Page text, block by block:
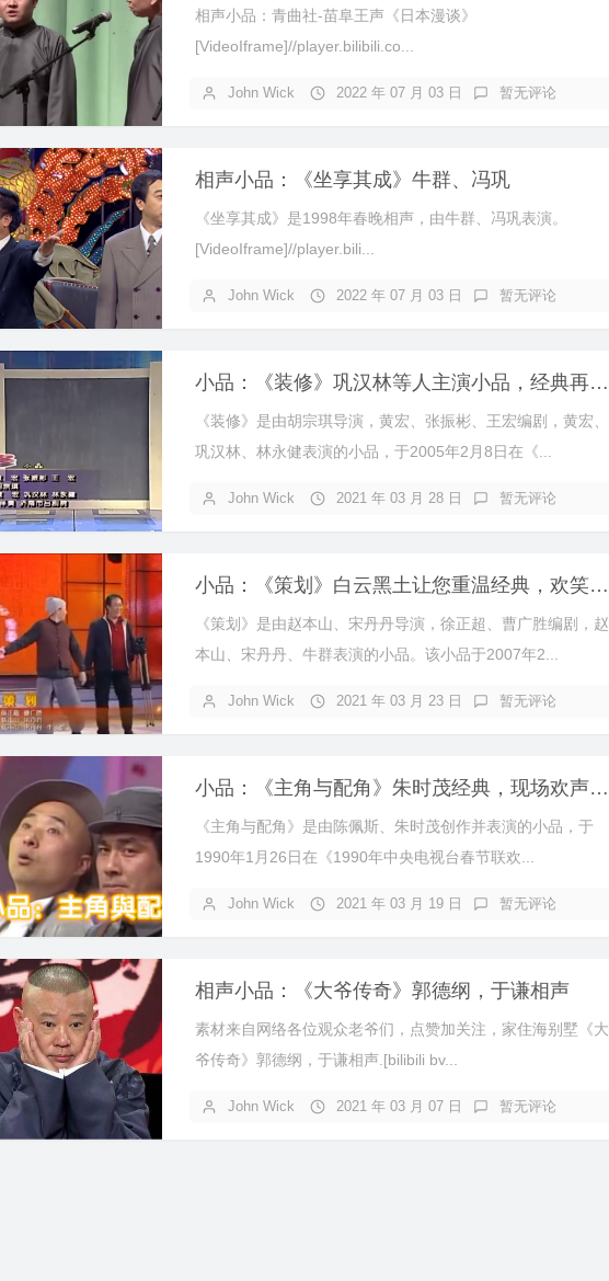
相声小品：青曲社-苗阜王声《日本漫谈》
[VideoIframe]//player.bilibili.co...
John Wick 2022 年 07 月 03 日 暂无评论
相声小品：《坐享其成》牛群、冯巩
《坐享其成》是1998年春晚相声，由牛群、冯巩表演。
[VideoIframe]//player.bili...
John Wick 2022 年 07 月 03 日 暂无评论
小品：《装修》巩汉林等人主演小品，经典再现爆笑十足
《装修》是由胡宗琪导演，黄宏、张振彬、王宏编剧，黄宏、
巩汉林、林永健表演的小品，于2005年2月8日在《...
John Wick 2021 年 03 月 28 日 暂无评论
小品：《策划》白云黑土让您重温经典，欢笑不断
《策划》是由赵本山、宋丹丹导演，徐正超、曹广胜编剧，赵
本山、宋丹丹、牛群表演的小品。该小品于2007年2...
John Wick 2021 年 03 月 23 日 暂无评论
小品：《主角与配角》朱时茂经典，现场欢声如雷
《主角与配角》是由陈佩斯、朱时茂创作并表演的小品，于
1990年1月26日在《1990年中央电视台春节联欢...
John Wick 2021 年 03 月 19 日 暂无评论
相声小品：《大爷传奇》郭德纲，于谦相声
素材来自网络各位观众老爷们，点赞加关注，家住海别墅《大
爷传奇》郭德纲，于谦相声.[bilibili bv...
John Wick 2021 年 03 月 07 日 暂无评论